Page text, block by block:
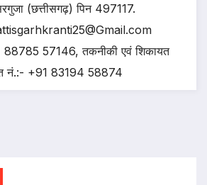
(छत्तीसगढ़) पिन 497117.
88785 57146, तकनीकी एवं शिकायत
नं.:- +91 83194 58874